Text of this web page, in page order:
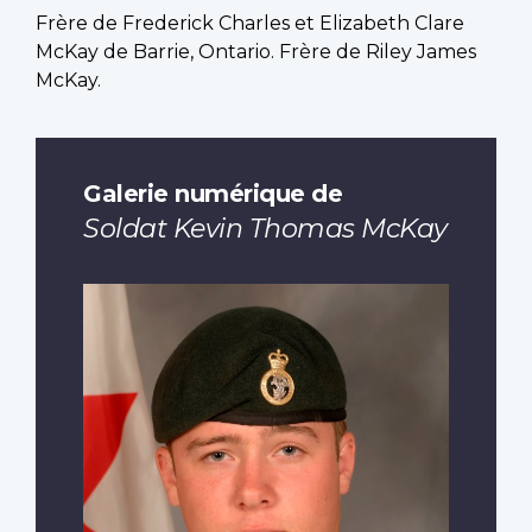
Frère de Frederick Charles et Elizabeth Clare
McKay de Barrie, Ontario. Frère de Riley James
McKay.
Galerie numérique de
Soldat Kevin Thomas McKay